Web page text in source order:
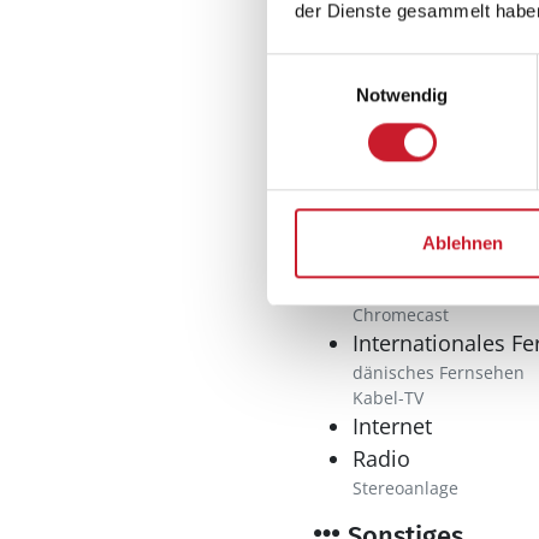
der Dienste gesammelt
Notwendig
Ablehnen
Bad
Anzahl Duschen: 1
Anzahl
Anzahl Toiletten: 1
Waschmaschine
Multimedia
CD-Player
Deutsches
Chromecast
Internationales
dänisches Fernsehen
Kabel-TV
Internet
Radio
Stereoanlage